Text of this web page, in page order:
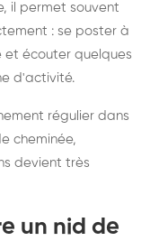
il permet souvent
: se poster à
et écouter quelques
d'activité.
régulier dans
cheminée,
devient très
un nid de